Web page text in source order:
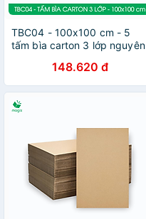
TBC04 - 100x100 cm - 5
tấm bìa carton 3 lớp nguyên
bìa mô hình148.620 đ